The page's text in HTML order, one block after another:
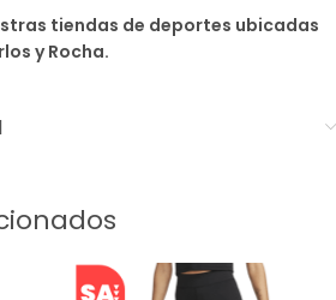
tiendas de deportes ubicadas
y Rocha.